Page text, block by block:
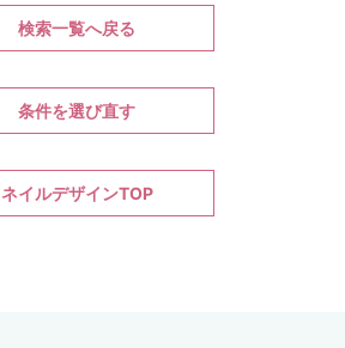
検索一覧へ戻る
条件を選び直す
ネイルデザインTOP